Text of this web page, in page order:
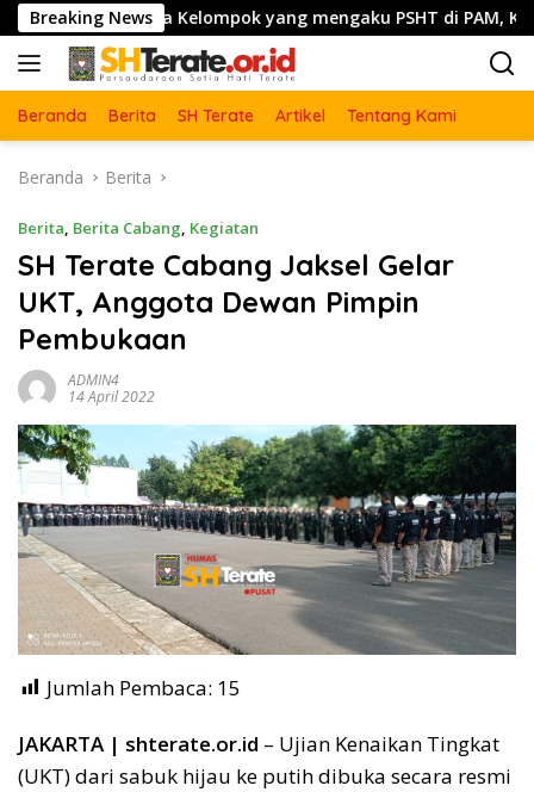
Langsung
ke
konten
Breaking News
Agenda Kelompok yang mengaku PSHT di PAM, Kangmas
Beranda Berita SH Terate Artikel Tentang Kami
Beranda Berita
Berita, Berita Cabang, Kegiatan
SH Terate Cabang Jaksel Gelar
UKT, Anggota Dewan Pimpin
Pembukaan
ADMIN4
14 April 2022
Jumlah Pembaca: 15
JAKARTA | shterate.or.id – Ujian Kenaikan Tingkat
(UKT) dari sabuk hijau ke putih dibuka secara resmi